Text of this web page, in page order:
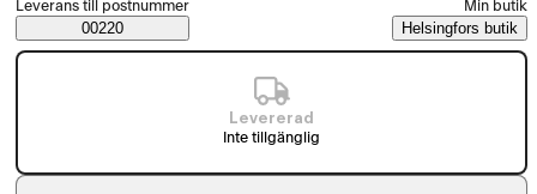
Saatavuustiedot
Leverans till postnummer
00220
Min butik
Helsingfors butik
Levererad
Inte tillgänglig